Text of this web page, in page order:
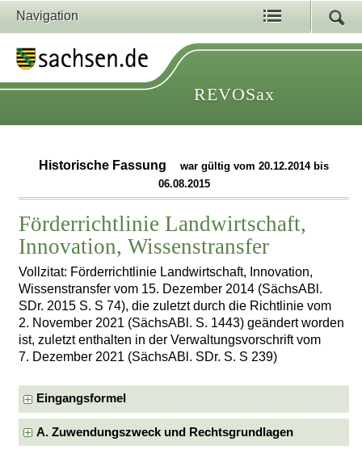
Navigation
REVOSax
Historische Fassung
war gültig vom 20.12.2014 bis
06.08.2015
Förderrichtlinie Landwirtschaft,
Innovation, Wissenstransfer
Vollzitat: Förderrichtlinie Landwirtschaft, Innovation,
Wissenstransfer vom 15. Dezember 2014 (SächsABl.
SDr. 2015 S. S 74), die zuletzt durch die Richtlinie vom
2. November 2021 (SächsABl. S. 1443) geändert worden
ist, zuletzt enthalten in der Verwaltungsvorschrift vom
7. Dezember 2021 (SächsABl. SDr. S. S 239)
Eingangsformel
A. Zuwendungszweck und Rechtsgrundlagen